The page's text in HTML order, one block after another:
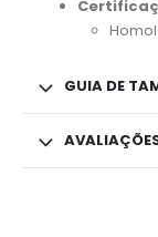
GUIA DE